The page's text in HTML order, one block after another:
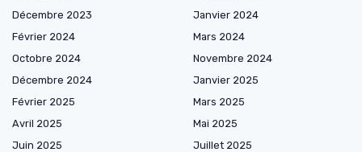
Décembre 2023
Janvier 2024
Février 2024
Mars 2024
Octobre 2024
Novembre 2024
Décembre 2024
Janvier 2025
Février 2025
Mars 2025
Avril 2025
Mai 2025
Juin 2025
Juillet 2025